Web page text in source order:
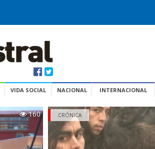
VIDA SOCIAL NACIONAL INTERNACIONAL
160 CRÓNICA